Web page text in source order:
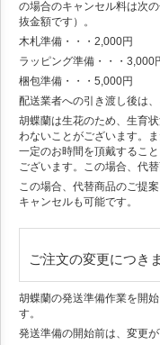
の場合のキャンセル料は次
抜金額です）。
木札準備・・・2,000円
ラッピング準備・・・3,000
梱包準備・・・5,000円
配送業者への引き渡し後は
胡蝶蘭は生花のため、生育
わないことがございます。
一定のお時間を頂戴するこ
ございます。この場合、代
この場合、代替商品のご提
キャンセルも可能です。
ご注文の変更につき
胡蝶蘭の発送準備作業を開
す。
発送準備の開始前は、変更が